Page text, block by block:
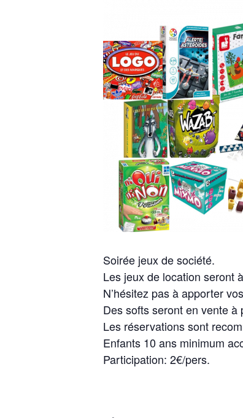
Soirée jeux de société.
Les jeux de location seront
N’hésitez pas à apporter
Des softs seront en vente à
Les réservations sont
Enfants 10 ans minimum
Participation: 2€/pers.